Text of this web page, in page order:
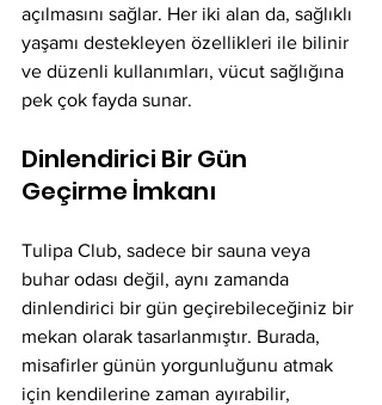
açılmasını sağlar. Her iki alan da, sağlıklı
yaşamı destekleyen özellikleri ile bilinir
ve düzenli kullanımları, vücut sağlığına
pek çok fayda sunar.
Dinlendirici Bir Gün
Geçirme İmkanı
Tulipa Club, sadece bir sauna veya
buhar odası değil, aynı zamanda
dinlendirici bir gün geçirebileceğiniz bir
mekan olarak tasarlanmıştır. Burada,
misafirler günün yorgunluğunu atmak
için kendilerine zaman ayırabilir,